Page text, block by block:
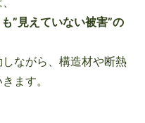
”見えていない被害”の
ながら、構造材や断熱
ます。